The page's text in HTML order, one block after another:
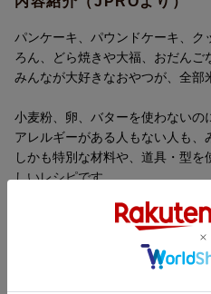
パンケーキ、パウンドケーキ、ク
ろん、どら焼きや大福、おだんご
みんなが大好きなおやつが、全部
小麦粉、卵、バターを使わないの
アレルギーがある人もない人も、
しかも特別な材料や、道具・型
しいレシピです。
米粉は、混ぜすぎても失敗がなく
す。材料は、できるだけ国産のも
物が入っていないものを使ってい